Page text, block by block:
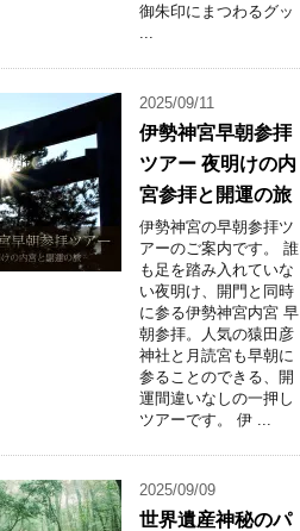
御朱印にまつわるグッ
...
2025/09/11
伊勢神宮早朝参拝
ツアー 夜明けの内
宮参拝と開運の旅
伊勢神宮の早朝参拝ツ
アーのご案内です。 誰
も足を踏み入れていな
い夜明け、開門と同時
に参る伊勢神宮内宮 早
朝参拝。人気の猿田彦
神社と月読宮も早朝に
参ることのできる、開
運間違いなしの一押し
ツアーです。 伊 ...
2025/09/09
世界遺産神秘のパ